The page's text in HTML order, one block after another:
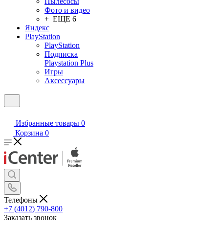
Фото и видео
+ ЕЩЕ 6
Яндекс
PlayStation
PlayStation
Подписка
Playstation Plus
Игры
Аксессуары
Избранные товары 0
Корзина 0
Телефоны
+7 (4012) 790-800
Заказать звонок